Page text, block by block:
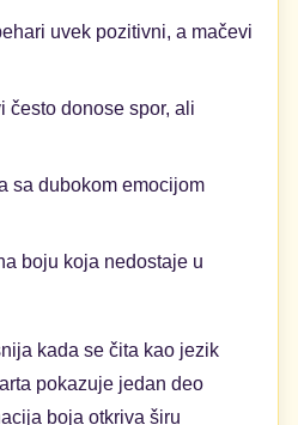
uvek pozitivni, a mačevi
često donose spor, ali
sa dubokom emocijom
boju koja nedostaje u
kada se čita kao jezik
pokazuje jedan deo
boja otkriva širu